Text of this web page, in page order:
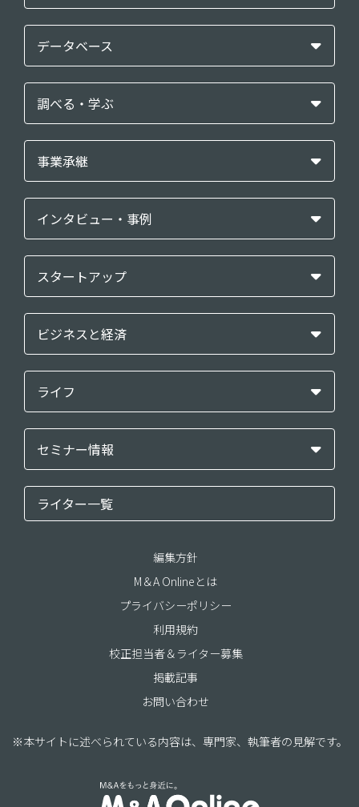
データベース
調べる・学ぶ
事業承継
インタビュー・事例
スタートアップ
ビジネスと経済
ライフ
セミナー情報
ライター一覧
編集方針
M＆A Onlineとは
プライバシーポリシー
利用規約
校正担当者＆ライター募集
掲載記事
お問い合わせ
※本サイトに述べられている内容は、専門家、執筆者の見解です。